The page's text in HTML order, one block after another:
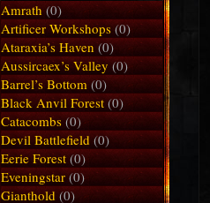
Amrath(0)
Artificer Workshops(0)
Ataraxia’s Haven(0)
Aussircaex’s Valley(0)
Barrel’s Bottom(0)
Black Anvil Forest(0)
Catacombs(0)
Devil Battlefield(0)
Eerie Forest(0)
Eveningstar(0)
Gianthold (0)